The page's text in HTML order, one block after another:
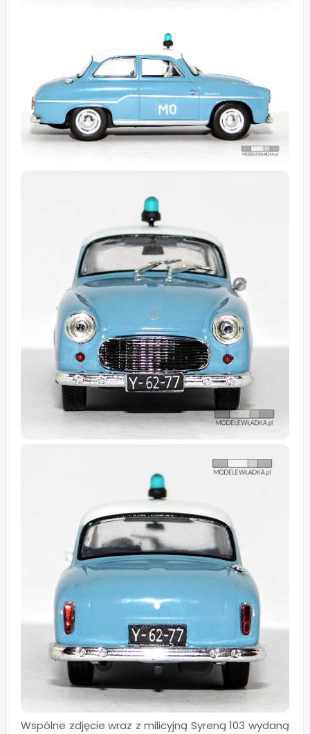
Wspólne zdjęcie wraz z milicyjną Syreną 103 wydaną